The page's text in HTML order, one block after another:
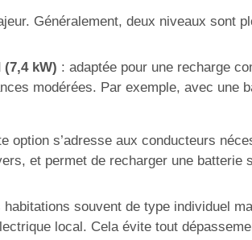
Généralement, deux niveaux sont
(7,4 kW) : adaptée pour une recharge
modérées. Par exemple, avec
option s’adresse aux conducteurs
et permet de recharger une batterie
souvent de type individuel
local. Cela évite tout